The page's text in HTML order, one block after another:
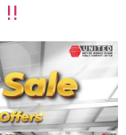
!!